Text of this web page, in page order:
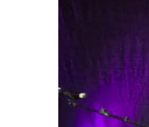
Statistik
Statistik
Informationen